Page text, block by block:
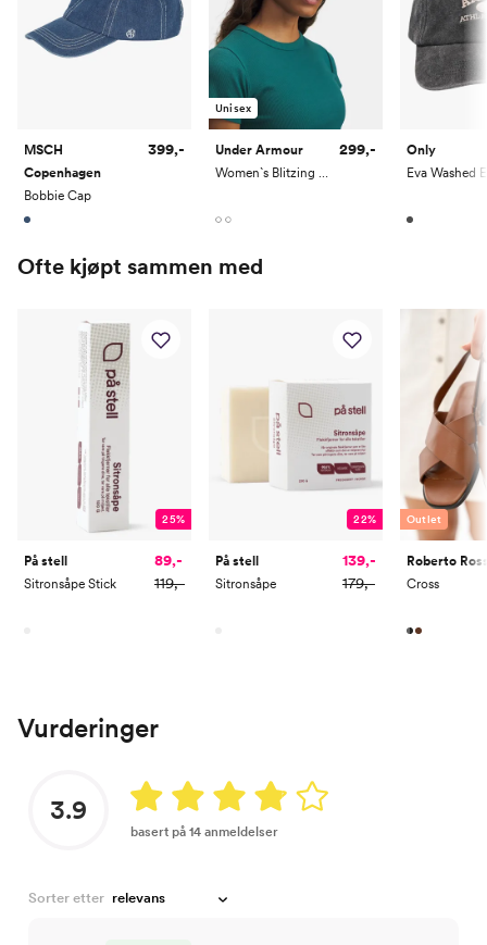
MSCH
Copenhagen
Bobbie Cap
399,-
Unisex
Under Armour
Women`s Blitzing Low Adjustable Hat
299,- Only
Ofte kjøpt sammen med
25%
På stell
Sitronsåpe Stick
89,-
119,-
22%
På stell
Sitronsåpe
139,-
179,-
Outlet
Roberto
Cross
Vurderinger
3.9
basert på 14 anmeldelser
Sorter etter